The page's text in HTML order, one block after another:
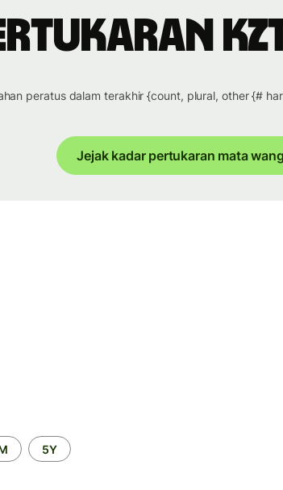
KZT
peratus dalam terakhir {count, plural, other {#
Jejak kadar pertukaran mata wang
5Y